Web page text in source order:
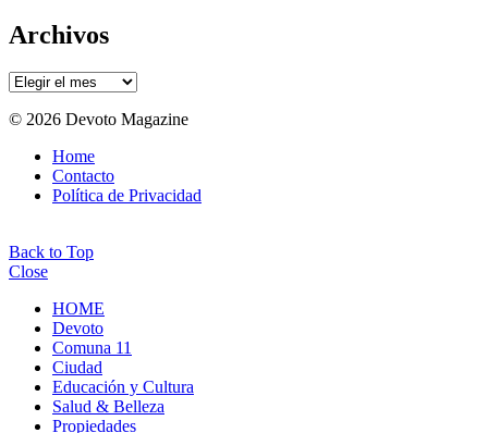
Archivos
Archivos
© 2026 Devoto Magazine
Home
Contacto
Política de Privacidad
Back to Top
Close
HOME
Devoto
Comuna 11
Ciudad
Educación y Cultura
Salud & Belleza
Propiedades